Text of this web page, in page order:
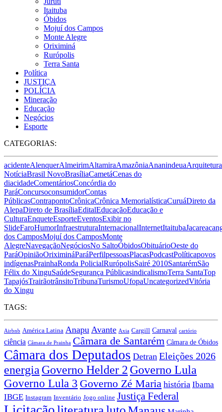
Itaituba
Óbidos
Mojuí dos Campos
Monte Alegre
Oriximiná
Rurópolis
Terra Santa
Política
JUSTIÇA
POLÍCIA
Mineração
Educação
Negócios
Esporte
CATEGORIAS:
acidenteAlenquerAlmeirimAltamiraAmazôniaAnanindeuaArquitetura
NotíciaBrasil NovoBrasíliaCametáCenas do
diacidadeComentáriosConcórdia do
ParáConcursoconsumidorContas
PúblicasContrapontoCrônicaCrônica MemorialísticaCuruáDireto da
AlepaDireto de BrasíliaEditalEducaçãoEducação e
CulturaEnqueteEsporteEventosExibir no
SlideFaroHumorInfraestruturaInternacionalInternetItaituba
dos CamposMojuí dos CamposMonte
AlegreNavegaçãoNegóciosNo SaltoÓbidosObituárioOeste do
ParáOpiniãoOriximináParáPerfilpessoasPlacasPodcastPolíticapovos
indígenasPrainhaRonda PolicialRurópolisSairé 2010SantarémSão
Félix do XinguSaúdeSegurança PúblicasindicalismoTerra SantaTop
TapajósTrairãotrânsitoTribunaTurismoUfopaUncategorizedVitória
do Xingu
TAGS:
Airbnb América Latina Anapu Avante Axia Cargill Carnaval cartório
ciência Câmara de Prainha Câmara de Santarém Câmara de Óbidos
Câmara dos Deputados Detran Eleições 2026
energia Governo Helder 2 Governo Lula
Governo Lula 3 Governo Zé Maria história Ibama
IBGE Instagram Inventário Jogo online Justiça Federal